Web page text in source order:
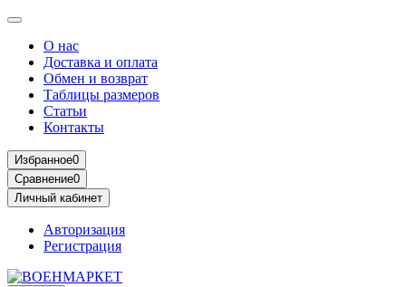
О нас
Доставка и оплата
Обмен и возврат
Таблицы размеров
Статьи
Контакты
Избранное0
Сравнение0
Личный кабинет
Авторизация
Регистрация